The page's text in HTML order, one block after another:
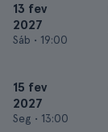
13 fev
2027
Sáb • 19:00
15 fev
2027
Seg • 13:00